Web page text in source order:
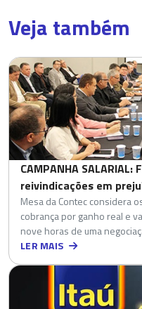
Veja também
CAMPANHA
reivindicações em
Mesa da Contec considera
cobrança por ganho real e
nove horas de uma
LER MAIS